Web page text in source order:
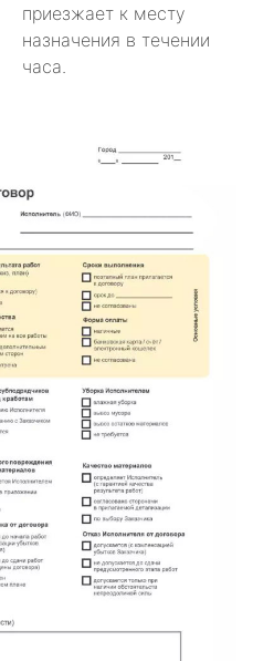
приезжает к месту
назначения в течении
часа.